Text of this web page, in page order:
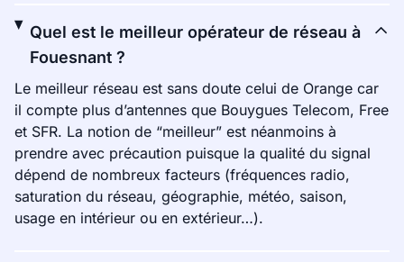
Quel est le meilleur opérateur de réseau à
Fouesnant ?
Le meilleur réseau est sans doute celui de Orange car
il compte plus d’antennes que Bouygues Telecom, Free
et SFR. La notion de “meilleur” est néanmoins à
prendre avec précaution puisque la qualité du signal
dépend de nombreux facteurs (fréquences radio,
saturation du réseau, géographie, météo, saison,
usage en intérieur ou en extérieur…).